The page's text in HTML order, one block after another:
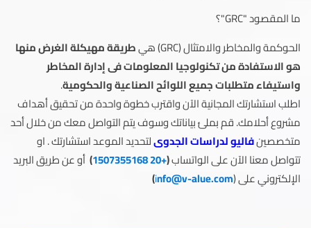
ما المقصود "GRC"؟
الحوكمة والمخاطر والامتثال (GRC) هي
طريقة مهيكلة الغرض منها
هو الاستفادة من تكنولوجيا المعلومات فى إدارة المخاطر
واستيفاء متطلبات جميع اللوائح الصناعية والحكومية.
اطلب استشارتك المجانية الآن واقترب خطوة واحدة من تحقيق أهداف
مشروع أحلامك. قم بملئ بياناتك وسوف يتم التواصل معك من خلال أحد
متخصصينفاليو لدراسات الجدوىلتحديد الموعد استشارتك . او
تتواصل معنا الآن على الواتساب(
+20 1507355168
) أو عن طريق البريد
الإلكتروني على (
info@v-alue.com
)